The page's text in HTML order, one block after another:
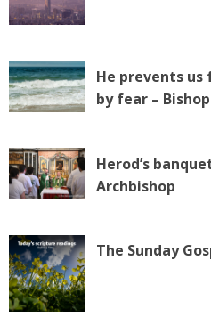
He prevents
by fear –
Herod’s
Archbishop
The Sunday